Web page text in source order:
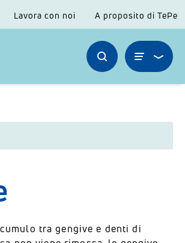
Lavora con noi A proposito di TePe
tra gengive e denti di